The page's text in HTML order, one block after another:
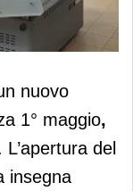
format
nuovo
1° maggio,
del
insegna